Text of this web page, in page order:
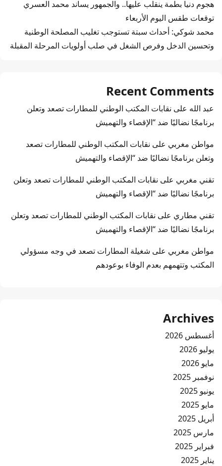
هجوم دنيا بطمة ينقلب عليها.. والجمهور يساند محمد العسري
توقعات طقس اليوم الأربعاء
محمد شوكي: أحداث سبتة تستوجب تغليب المصلحة الوطنية
وتحسين الدخل وفرص الشغل في صلب أولويات المرحلة المقبلة
Recent Comments
عبد الله على نقابات المكتب الوطني للمطارات تصعد وتعلن
برنامجًا نضاليًا ضد “الإقصاء والتهميش
مواطن مغربي على نقابات المكتب الوطني للمطارات تصعد
وتعلن برنامجًا نضاليًا ضد “الإقصاء والتهميش
تقني مغربي على نقابات المكتب الوطني للمطارات تصعد وتعلن
برنامجًا نضاليًا ضد “الإقصاء والتهميش
تقني مطاري على نقابات المكتب الوطني للمطارات تصعد وتعلن
برنامجًا نضاليًا ضد “الإقصاء والتهميش
مواطن مغربي على شغيلة المطارات تصعد في وجه مسؤولي
المكتب وتتهمهم بعدم الوفاء بوعودهم
Archives
أغسطس 2026
يوليو 2026
مايو 2026
نوفمبر 2025
يونيو 2025
مايو 2025
أبريل 2025
مارس 2025
فبراير 2025
يناير 2025